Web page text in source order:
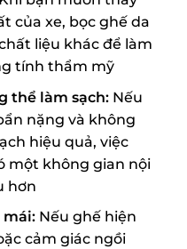
của xe, bọc ghế da
liệu khác để làm
tính thẩm mỹ
thể làm sạch: Nếu
nặng và không
hiệu quả, việc
một không gian nội
hơn
mái: Nếu ghế hiện
cảm giác ngồi